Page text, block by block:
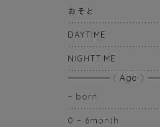
おそと
DAYTIME
NIGHTTIME
Age
~ born
0 ~ 6month